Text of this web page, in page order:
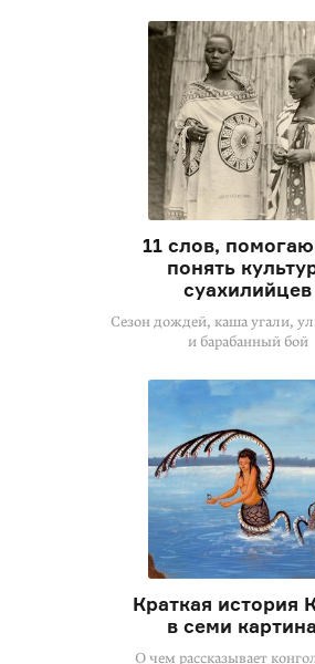
11 слов,
понять
суахилийцев
Сезон дождей, каша угали,
и барабанный бой
Краткая история
в семи
О чем рассказывает